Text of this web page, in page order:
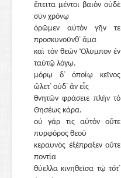
ἔπειτα μέντοι βαιὸν οὐδὲ
σὺν χρόνῳ
ὁρῶμεν αὐτὸν γῆν τε
προσκυνοῦνθ᾽ ἅμα
καὶ τὸν θεῶν Ὄλυμπον ἐν
ταὐτῷ λόγῳ.
μόρῳ δ᾽ ὁποίῳ κεῖνος
ὤλετ᾽ οὐδ᾽ ἂν εἷς
θνητῶν φράσειε πλὴν τὸ
Θησέως κάρα.
οὐ γάρ τις αὐτὸν οὔτε
πυρφόρος θεοῦ
κεραυνὸς ἐξέπραξεν οὔτε
ποντία
θύελλα κινηθεῖσα τῷ τότ᾽